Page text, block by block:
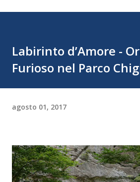
Labirinto d’Amore -
Furioso nel Parco
agosto 01, 2017